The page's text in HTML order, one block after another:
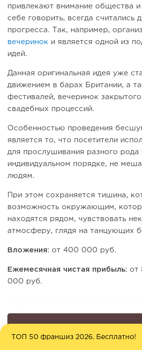
привлекают внимание общества и
себе говорить, всегда считались
прогресса. Так, например,
вечеринок и является одной из
идей.
Данная оригинальная идея уже
движением в барах Британии, а
фестивалей, вечеринок
свадебных процессий.
Особенностью проведения
является то, что посетители
для прослушивания разного рода
индивидуальном порядке, не
людям.
При этом сохраняется тишина,
возможность окружающим,
находятся рядом, чувствовать
атмосферу, глядя на танцующих
Вложения: от 400 000 руб.
Ежемесячная чистая прибыль: от
000 руб.
Как вам идея?
ТОП 50 франшиз 2026. Бесплатно!